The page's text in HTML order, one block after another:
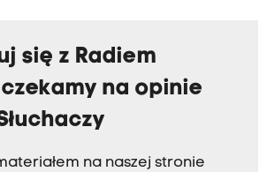
się z Radiem
na opinie
na naszej stronie